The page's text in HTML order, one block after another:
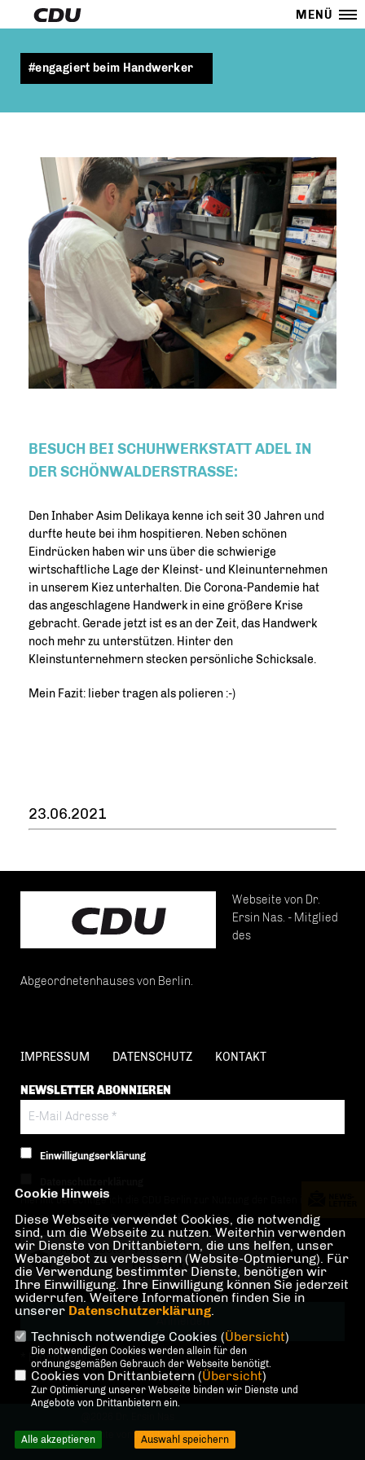
MENÜ
#engagiert beim Handwerker
BESUCH BEI SCHUHWERKSTATT ADEL IN
DER SCHÖNWALDERSTRASSE:
Den Inhaber Asim Delikaya kenne ich seit 30 Jahren und
durfte heute bei ihm hospitieren. Neben schönen
Eindrücken haben wir uns über die schwierige
wirtschaftliche Lage der Kleinst- und Kleinunternehmen
in unserem Kiez unterhalten. Die Corona-Pandemie hat
das angeschlagene Handwerk in eine größere Krise
gebracht. Gerade jetzt ist es an der Zeit, das Handwerk
noch mehr zu unterstützen. Hinter den
Kleinstunternehmern stecken persönliche Schicksale.
Mein Fazit: lieber tragen als polieren :-)
23.06.2021
Webseite von Dr.
Ersin Nas. - Mitglied
des
Abgeordnetenhauses von Berlin.
IMPRESSUM DATENSCHUTZ KONTAKT
NEWSLETTER ABONNIEREN
Einwilligungserklärung
Hiermit berechtige ich die CDU Berlin zur Nutzung der Daten im Sinn
der nachfolgenden Datenschutzerklärung.*
Anti-Roboter-Verifizierung
Hier klicken
Friendly Captcha ⇗
* Pflichtfeld!
Alle Rechte vorbehalten.
Cookie Hinweis
Diese Webseite verwendet Cookies, die notwendig
sind, um die Webseite zu nutzen. Weiterhin verwenden
wir Dienste von Drittanbietern, die uns helfen, unser
Webangebot zu verbessern (Website-Optmierung). Für
die Verwendung bestimmter Dienste, benötigen wir
Ihre Einwilligung. Ihre Einwilligung können Sie jederzeit
widerrufen. Weitere Informationen finden Sie in
unserer Datenschutzerklärung.
Technisch notwendige Cookies (Übersicht)
Die notwendigen Cookies werden allein für den
ordnungsgemäßen Gebrauch der Webseite benötigt.
Cookies von Drittanbietern (Übersicht)
Zur Optimierung unserer Webseite binden wir Dienste und
Angebote von Drittanbietern ein.
Alle akzeptieren Auswahl speichern